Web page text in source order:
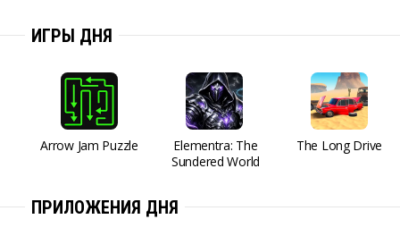
ИГРЫ ДНЯ
Arrow Jam Puzzle
Elementra: The
Sundered World
The Long Drive
ПРИЛОЖЕНИЯ ДНЯ